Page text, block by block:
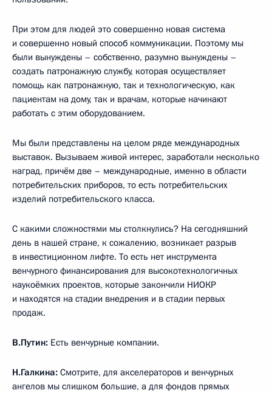
При этом для людей это совершенно новая система
и совершенно новый способ коммуникации. Поэтому мы
были вынуждены – собственно, разумно вынуждены –
создать патронажную службу, которая осуществляет
помощь как патронажную, так и технологическую, как
пациентам на дому, так и врачам, которые начинают
работать с этим оборудованием.
Мы были представлены на целом ряде международных
выставок. Вызываем живой интерес, заработали несколько
наград, причём две – международные, именно в области
потребительских приборов, то есть потребительских
изделий потребительского класса.
С какими сложностями мы столкнулись? На сегодняшний
день в нашей стране, к сожалению, возникает разрыв
в инвестиционном лифте. То есть нет инструмента
венчурного финансирования для высокотехнологичных
наукоёмких проектов, которые закончили НИОКР
и находятся на стадии внедрения и в стадии первых
продаж.
В.Путин: Есть венчурные компании.
Н.Галкина: Смотрите, для акселераторов и венчурных
ангелов мы слишком большие, а для фондов прямых